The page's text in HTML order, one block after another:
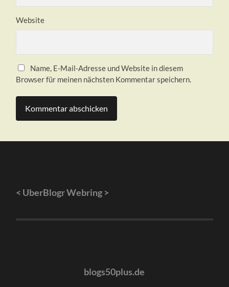
Website
Name, E-Mail-Adresse und Website in diesem
Browser für meinen nächsten Kommentar speichern.
< UberBlogr Webring >
blogs50plus.de